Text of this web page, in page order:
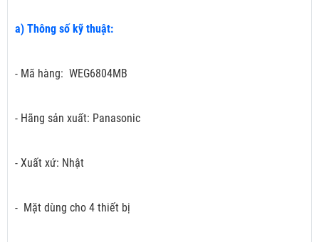
a) Thông số kỹ thuật:
- Mã hàng: WEG6804MB
- Hãng sản xuất: Panasonic
- Xuất xứ: Nhật
- Mặt dùng cho 4 thiết bị